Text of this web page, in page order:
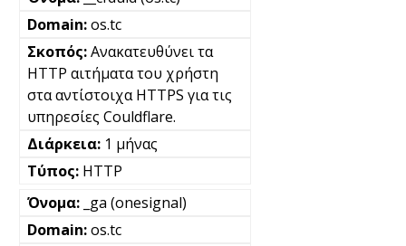
os.tc
Ανακατευθύνει τα
HTTP αιτήματα του χρήστη
στα αντίστοιχα HTTPS για τις
υπηρεσίες Couldflare.
1 μήνας
HTTP
_ga (onesignal)
os.tc